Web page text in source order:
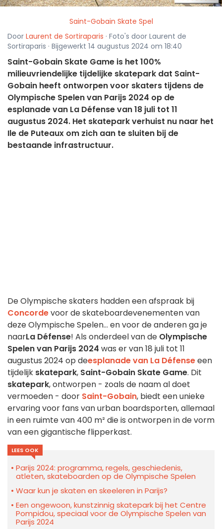
Saint-Gobain Skate Spel
Door Laurent de Sortiraparis · Foto's door Laurent de
Sortiraparis · Bijgewerkt 14 augustus 2024 om 18:40
Saint-Gobain Skate Game is het 100%
milieuvriendelijke tijdelijke skatepark dat Saint-
Gobain heeft ontworpen voor skaters tijdens de
Olympische Spelen van Parijs 2024 op de
esplanade van La Défense van 18 juli tot 11
augustus 2024. Het skatepark verhuist nu naar het
Ile de Puteaux om zich aan te sluiten bij de
bestaande infrastructuur.
De Olympische skaters hadden een afspraak bij
Concordevoor de skateboardevenementen van
deze Olympische Spelen... en voor de anderen ga je
naarLa Défense! Als onderdeel van de Olympische
Spelen van Parijs 2024 was er van 18 juli tot 11
augustus 2024 op deesplanade van La Défenseeen
tijdelijk skatepark, Saint-Gobain Skate Game. Dit
skatepark, ontworpen - zoals de naam al doet
vermoeden - door Saint-Gobain, biedt een unieke
ervaring voor fans van urban boardsporten, allemaal
in een ruimte van 400 m² die is ontworpen in de vorm
van een gigantische flipperkast.
LEES OOK
Parijs 2024: programma, regels, geschiedenis,
atleten, skateboarden op de Olympische Spelen
Waar kun je skaten en skeeleren in Parijs?
Een ongewoon, kunstzinnig skatepark bij het Centre
Pompidou, speciaal voor de Olympische Spelen van
Parijs 2024